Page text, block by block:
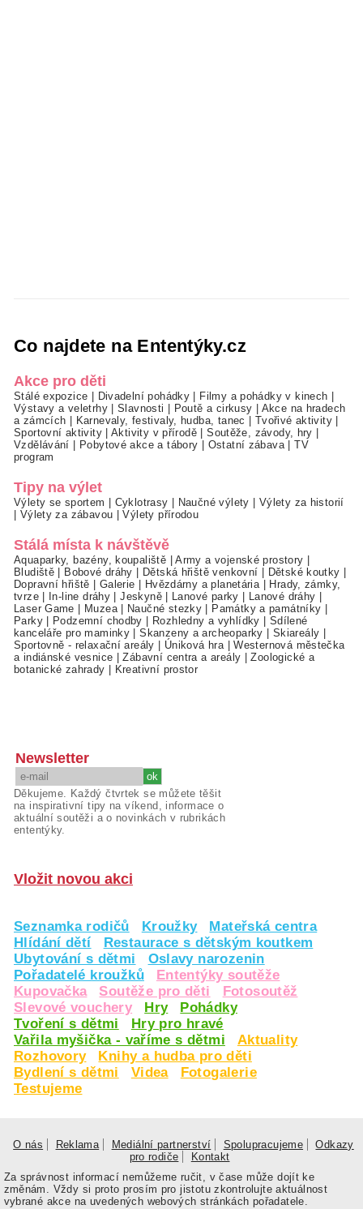
Co najdete na Ententýky.cz
Akce pro děti
Stálé expozice Divadelní pohádky Filmy a pohádky v kinech
Výstavy a veletrhy|Slavnosti Poutě a cirkusy
Akce na hradech
a zámcích
Karnevaly, festivaly, hudba, tanec Tvořivé aktivity
Sportovní aktivity|Aktivity v přírodě |Soutěže, závody, hry
Vzdělávání
Pobytové akce a tábory Ostatní zábava |TV
program
Tipy na výlet
Výlety se sportem Cyklotrasy Naučné výlety
Výlety za historií
Výlety za zábavou |Výlety přírodou
Stálá místa k návštěvě
Aquaparky, bazény, koupaliště |Army a vojenské prostory
Bludiště
Bobové dráhy Dětská hřiště venkovní Dětské koutky
Dopravní hřiště
Galerie Hvězdárny a planetária
Hrady, zámky,
tvrze| In-line dráhy |Jeskyně| Lanové parky Lanové dráhy
Laser Game
Muzea| Naučné stezky Památky a památníky
Parky| Podzemní chodby Rozhledny a vyhlídky
Sdílené
kanceláře pro maminky |Skanzeny a archeoparky Skiareály
Sportovně - relaxační areály
Úniková hra |Westernová městečka
a indiánské vesnice |Zábavní centra a areály |Zoologické a
botanické zahrady
Kreativní prostor
Newsletter
Děkujeme. Každý čtvrtek se můžete těšit
na inspirativní tipy na víkend, informace o
aktuální soutěži a o novinkách v rubrikách
ententýky.
Vložit novou akci
Seznamka rodičů Kroužky
Mateřská centra
Hlídání dětí
Restaurace s dětským koutkem
Ubytování s dětmi
Oslavy narozenin
Pořadatelé kroužků
Ententýky soutěže
Kupovačka
Soutěže pro děti
Fotosoutěž
Slevové vouchery
Hry
Pohádky
Tvoření s dětmi
Hry pro hravé
Vařila myšička - vaříme s dětmi
Aktuality
Rozhovory
Knihy a hudba pro děti
Bydlení s dětmi
Videa
Fotogalerie
Testujeme
O nás Reklama Mediální partnerství Spolupracujeme
Odkazy
pro rodiče
Kontakt
Za správnost informací nemůžeme ručit, v čase může dojít ke
změnám. Vždy si proto prosím pro jistotu zkontrolujte aktuálnost
vybrané akce na uvedených webových stránkách pořadatele.